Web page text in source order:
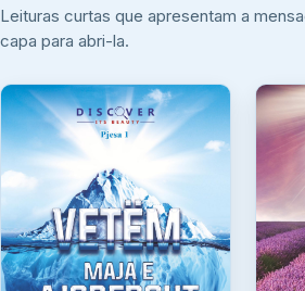
Leituras curtas que apresentam a
capa para abri-la.